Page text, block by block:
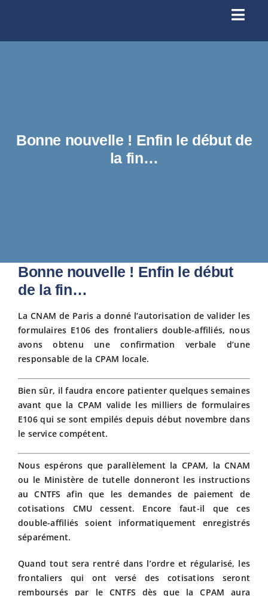
À
Bonne nouvelle ! Enfin le début de
la fin…
Bonne nouvelle ! Enfin le début
de la fin…
La CNAM de Paris a donné l’autorisation de valider les
formulaires E106 des frontaliers double-affiliés, nous
avons obtenu une confirmation verbale d’une
responsable de la CPAM locale.
Bien sûr, il faudra encore patienter quelques semaines
avant que la CPAM valide les milliers de formulaires
E106 qui se sont empilés depuis début novembre dans
le service compétent.
Nous espérons que parallèlement la CPAM, la CNAM
ou le Ministère de tutelle donneront les instructions
au CNTFS afin que les demandes de paiement de
cotisations CMU cessent. Encore faut-il que ces
double-affiliés soient informatiquement enregistrés
séparément.
Quand tout sera rentré dans l’ordre et régularisé, les
frontaliers qui ont versé des cotisations seront
remboursés par le CNTFS dès que la CPAM aura